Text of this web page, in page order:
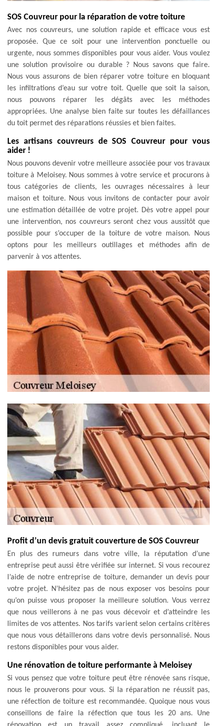
SOS Couvreur pour la réparation de votre toiture
Avec nos couvreurs, une solution rapide et efficace vous est
proposée. Que ce soit pour une intervention ponctuelle ou
urgente, nous sommes disponibles pour vous aider. Vous voulez
une solution provisoire ou durable ? Nous savons que faire.
Nous vous assurons de bien réparer votre toiture en bloquant
les infiltrations d’eau sur votre toit. Quelle que soit la saison,
nous pouvons réparer les dégâts avec les méthodes
appropriées. Une analyse bien faite sur toutes les défaillances
du toit permet des réparations réussies et bien faites.
Les artisans couvreurs de SOS Couvreur pour vous
aider !
Nous pouvons devenir votre meilleure associée pour vos travaux
toiture à Meloisey. Nous sommes à votre service et procurons à
tous catégories de clients, les ouvrages nécessaires à leur
maison et toiture. Nous vous invitons de contacter pour avoir
une estimation détaillée de votre projet. Dès votre appel pour
une intervention, nos couvreurs seront chez vous aussitôt que
possible pour s’occuper de la toiture de votre maison. Nous
optons pour les meilleurs outillages et méthodes afin de
parvenir à vos attentes.
Profit d’un devis gratuit couverture de SOS Couvreur
En plus des rumeurs dans votre ville, la réputation d’une
entreprise peut aussi être vérifiée sur internet. Si vous recourez
l’aide de notre entreprise de toiture, demander un devis pour
votre projet. N’hésitez pas de nous exposer vos besoins pour
qu’on puisse vous proposer la meilleure solution. Vous verrez
que nous veillerons à ne pas vous décevoir et d’atteindre les
limites de vos attentes. Nos tarifs varient selon certains critères
que nous vous détaillerons dans votre devis personnalisé. Nous
restons disponibles pour vous aider.
Une rénovation de toiture performante à Meloisey
Si vous pensez que votre toiture peut être rénovée sans risque,
nous le prouverons pour vous. Si la réparation ne réussit pas,
une réfection de toiture est recommandée. Quoique nous vous
conseillons de faire la réfection que tous les 20 ans. Une